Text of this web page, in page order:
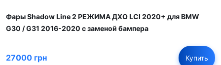
Фары Shadow Line 2 РЕЖИМА ДХО LCI 2020+ для BMW
G30 / G31 2016-2020 с заменой бампера
27000 грн Купить